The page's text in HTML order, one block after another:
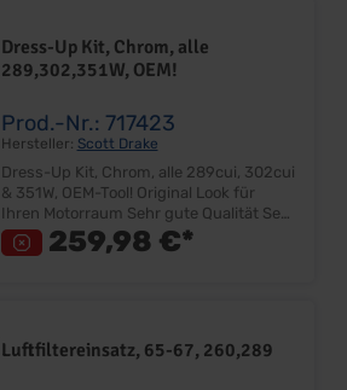
Dress-Up Kit, Chrom, alle
289,302,351W, OEM!
Prod.-Nr.: 717423
Hersteller: Scott Drake
Dress-Up Kit, Chrom, alle 289cui, 302cui
& 351W, OEM-Tool! Original Look für
Ihren Motorraum Sehr gute Qualität Set
besteht aus: Chromventildeckel,
Chromluftfiltergehäuse, Chromöldeckel,
259,98 €*
Luftfiltereinsatz, 65-67, 260,289